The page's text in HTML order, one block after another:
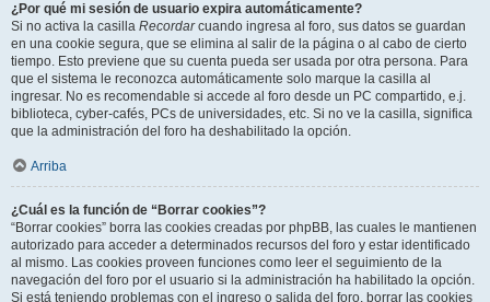
¿Por qué mi sesión de usuario expira automáticamente?
Si no activa la casilla Recordarcuando ingresa al foro, sus datos se guardan
en una cookie segura, que se elimina al salir de la página o al cabo de cierto
tiempo. Esto previene que su cuenta pueda ser usada por otra persona. Para
que el sistema le reconozca automáticamente solo marque la casilla al
ingresar. No es recomendable si accede al foro desde un PC compartido, e.j.
biblioteca, cyber-cafés, PCs de universidades, etc. Si no ve la casilla, significa
que la administración del foro ha deshabilitado la opción.
Arriba
¿Cuál es la función de “Borrar cookies”?
“Borrar cookies” borra las cookies creadas por phpBB, las cuales le mantienen
autorizado para acceder a determinados recursos del foro y estar identificado
al mismo. Las cookies proveen funciones como leer el seguimiento de la
navegación del foro por el usuario si la administración ha habilitado la opción.
Si está teniendo problemas con el ingreso o salida del foro, borrar las cookies